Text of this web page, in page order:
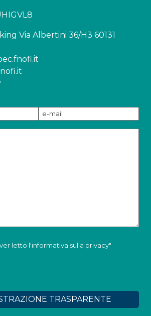
Via Albertini 36/H3 60131
letto l'informativa sulla privacy"
TRASPARENTE